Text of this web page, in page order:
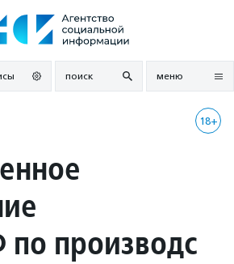
поиск меню
18+
производс